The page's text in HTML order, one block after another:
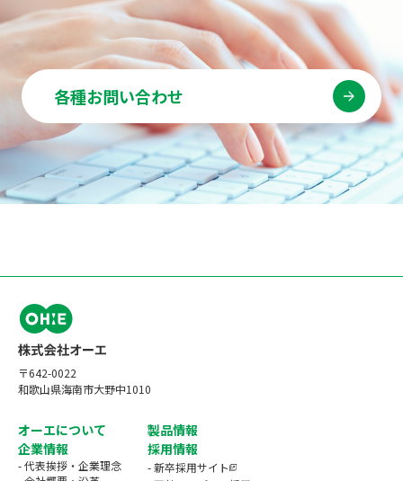
各種お問い合わせ
〒642-0022
和歌山県海南市大野中1010
オーエについて
製品情報
企業情報
- 代表挨拶・企業理念
採用情報
- 新卒採用サイト